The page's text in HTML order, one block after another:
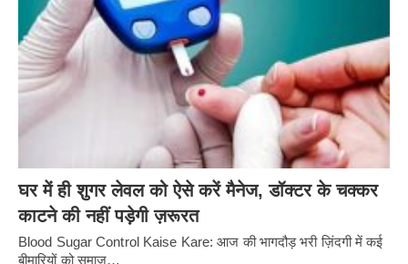
घर में ही शुगर लेवल को ऐसे करें मैनेज, डॉक्टर के चक्कर
काटने की नहीं पड़ेगी ज़रूरत
Blood Sugar Control Kaise Kare: आज की भागदौड़ भरी ज़िंदगी में कई
बीमारियों को समाज…